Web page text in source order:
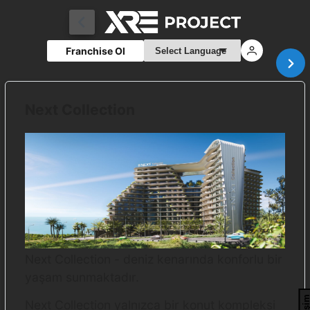
Franchise Ol